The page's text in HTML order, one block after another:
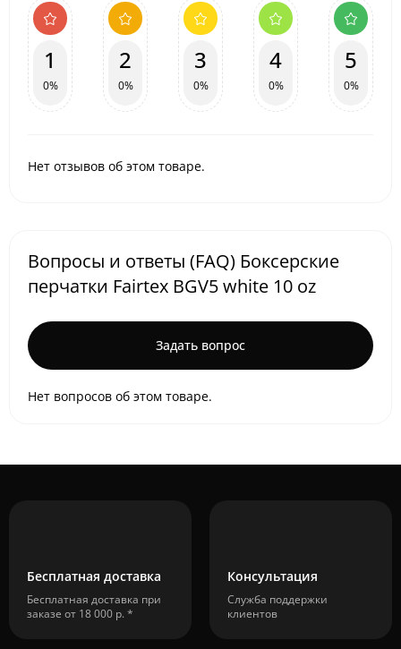
1
0%
2
0%
3
0%
4
0%
5
0%
Нет отзывов об этом товаре.
Вопросы и ответы (FAQ) Боксерские
перчатки Fairtex BGV5 white 10 oz
Задать вопрос
Нет вопросов об этом товаре.
Бесплатная доставка
Бесплатная доставка при
заказе от 18 000 р. *
Консультация
Служба поддержки
клиентов